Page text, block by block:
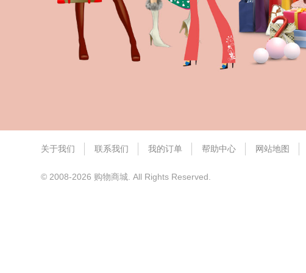
关于我们 联系我们 我的订单 帮助中心 网站地图
© 2008-2026 购物商城. All Rights Reserved.